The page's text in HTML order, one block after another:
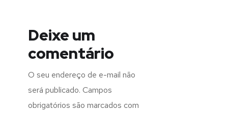
Deixe um
comentário
O seu endereço de e-mail não
será publicado. Campos
obrigatórios são marcados com